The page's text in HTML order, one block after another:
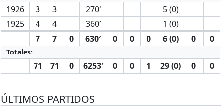
1926 3 3 270′
5 (0)
1925
4 4 360′
1 (0)
7
7 0 630′ 0 0 0 6 (0) 0 0
Totales:
71 71 0 6253′ 0 0 1 29 (0) 0 0
ÚLTIMOS PARTIDOS